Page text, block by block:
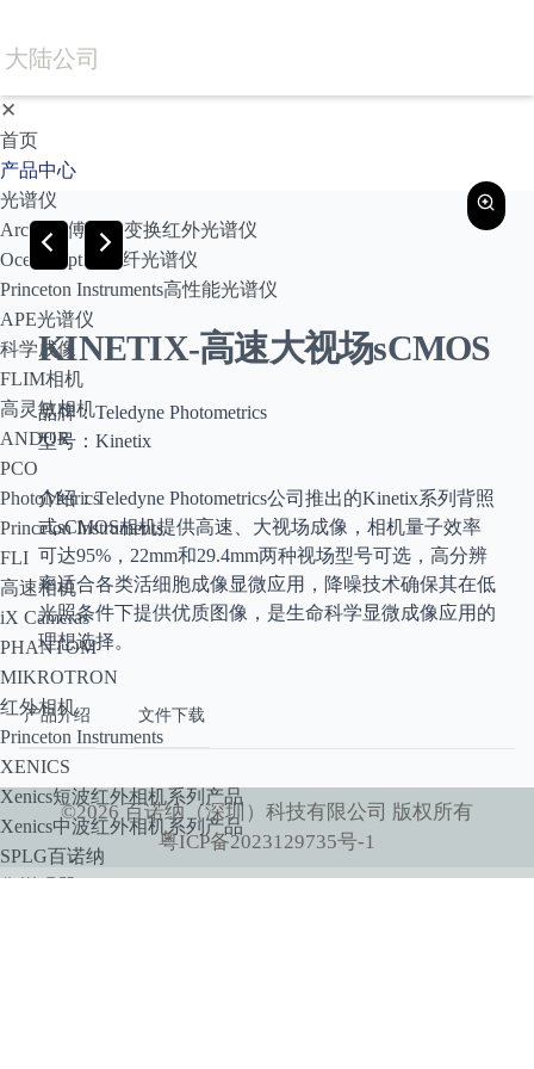
大陆公司
✕
首页
产品中心
光谱仪
Arcoptix傅里叶变换红外光谱仪
Ocean Optics光纤光谱仪
Princeton Instruments高性能光谱仪
APE光谱仪
科学成像
FLIM相机
高灵敏相机
ANDOR
PCO
PhotoMetrics
Princeton Instruments
FLI
高速相机
iX Cameras
PHANTOM
MIKROTRON
红外相机
Princeton Instruments
XENICS
Xenics短波红外相机系列产品
Xenics中波红外相机系列产品
SPLG百诺纳
KINETIX-高速大视场sCMOS
品牌：Teledyne Photometrics
型号：Kinetix
介绍：Teledyne Photometrics公司推出的Kinetix系列背照
式sCMOS相机提供高速、大视场成像，相机量子效率
可达95%，22mm和29.4mm两种视场型号可选，高分辨
率适合各类活细胞成像显微应用，降噪技术确保其在低
光照条件下提供优质图像，是生命科学显微成像应用的
理想选择。
产品介绍 文件下载
©2026 百诺纳（深圳）科技有限公司 版权所有
粤ICP备2023129735号-1